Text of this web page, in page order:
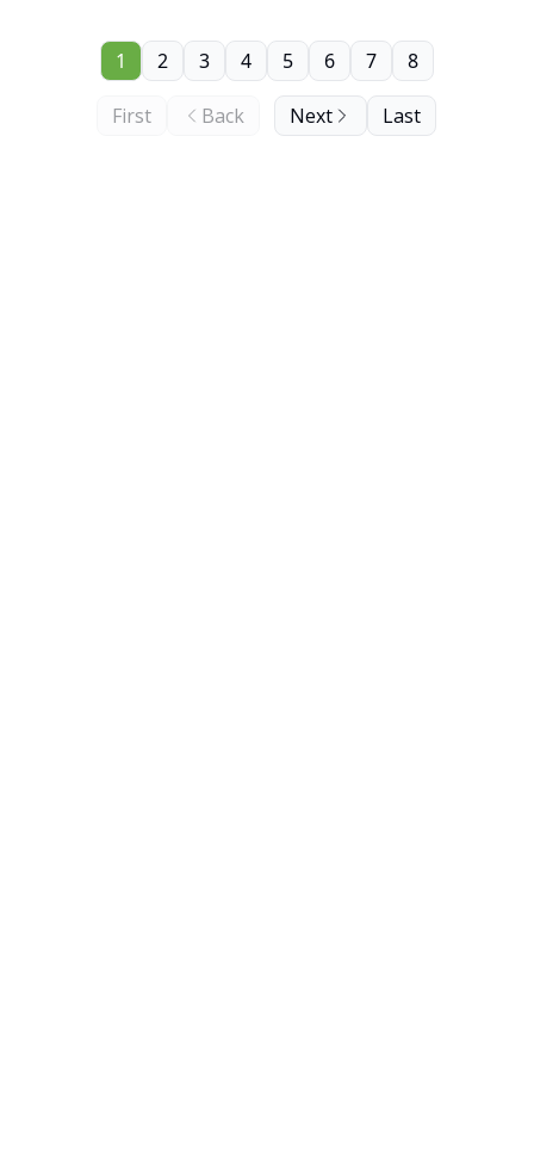
First Back
1 2 3 4 5 6 7 8
Next Last